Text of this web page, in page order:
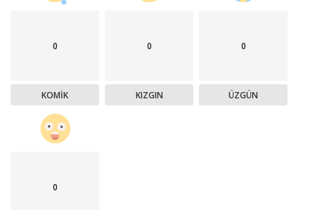
0
KOMIK
0
KIZGIN
0
ÜZGÜN
0